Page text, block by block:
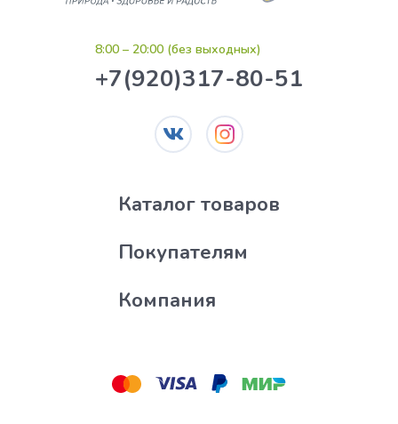
8:00 – 20:00 (без выходных)
+7(920)317-80-51
Каталог товаров
Покупателям
Компания